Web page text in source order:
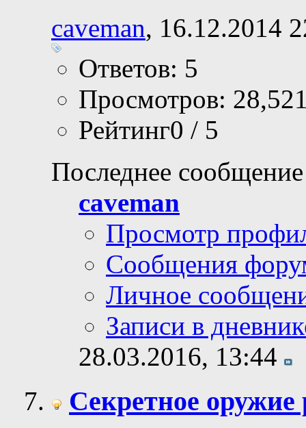
caveman, 16.12.2014
Ответов: 5
Просмотров:
Рейтинг0 / 5
Последнее
caveman
Просмотр
Сообщения
Личное
Записи в
28.03.2016, 13:44
Секретное оружие